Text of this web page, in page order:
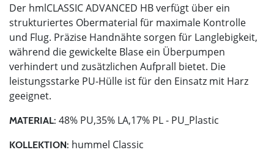
Der hmlCLASSIC ADVANCED HB verfügt über ein
strukturiertes Obermaterial für maximale Kontrolle
und Flug. Präzise Handnähte sorgen für Langlebigkeit,
während die gewickelte Blase ein Überpumpen
verhindert und zusätzlichen Aufprall bietet. Die
leistungsstarke PU-Hülle ist für den Einsatz mit Harz
geeignet.
MATERIAL: 48% PU,35% LA,17% PL - PU_Plastic
KOLLEKTION: hummel Classic